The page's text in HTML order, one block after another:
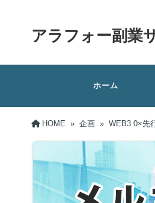
アラフォー副業
ホーム
HOME » 企画 » WEB3.0×先